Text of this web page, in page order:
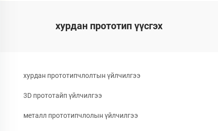
хурдан прототип үүсгэх
хурдан прототипчлолтын үйлчилгээ
3D прототайп үйлчилгээ
металл прототипчлолын үйлчилгээ